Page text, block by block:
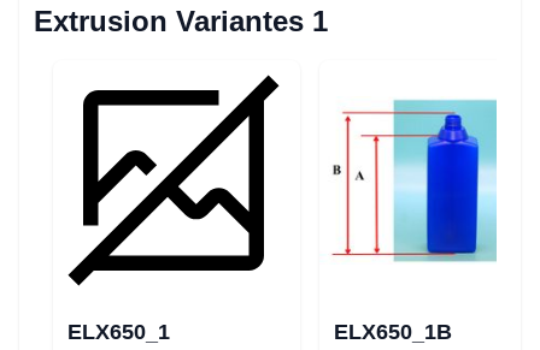
Extrusion Variantes 1
ELX650_1 ELX650_1B